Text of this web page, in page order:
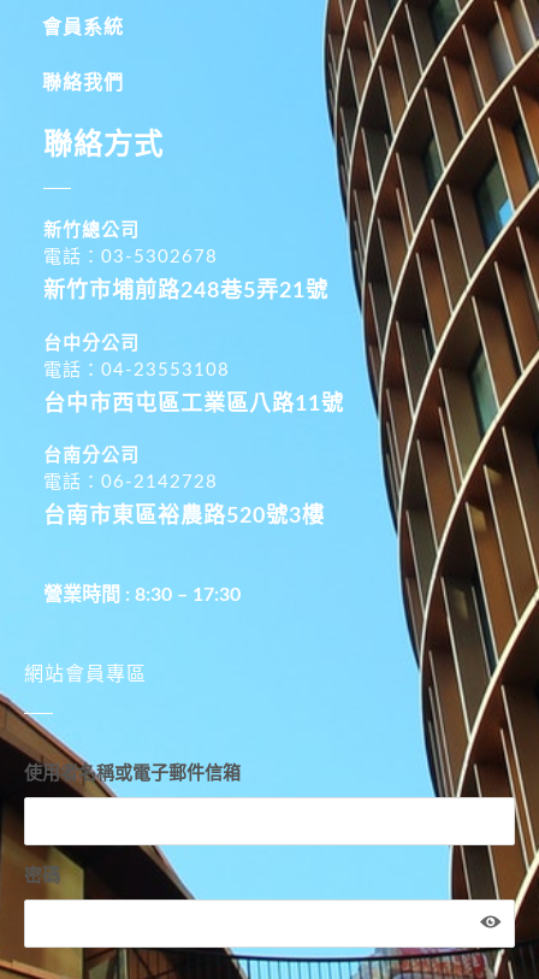
會員系統
聯絡我們
聯絡方式
新竹總公司
電話：03-5302678
新竹市埔前路248巷5弄21號
台中分公司
電話：04-23553108
台中市西屯區工業區八路11號
台南分公司
電話：06-2142728
台南市東區裕農路520號3樓
營業時間 : 8:30 – 17:30
網站會員專區
使用者名稱或電子郵件信箱
密碼